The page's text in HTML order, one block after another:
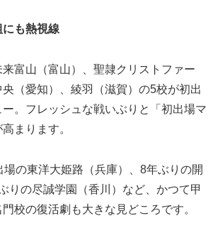
も熱視線
富山（富山）、聖隷クリストファー
央（愛知）、綾羽（滋賀）の5校が初出
。フレッシュな戦いぶりと「初出場マ
まります。
の東洋大姫路（兵庫）、8年ぶりの開
りの尽誠学園（香川）など、かつて甲
校の復活劇も大きな見どころです。